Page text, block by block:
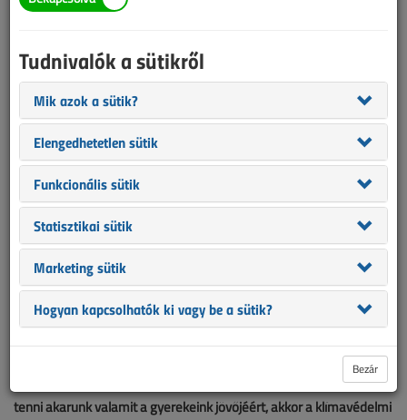
Figylem! Ez a cikk 7 éve frissült utoljára. A benne szereplő
információk mára aktualitásukat veszíthették, valamint a tartalom
helyenként hiányos lehet (képek, táblázatok stb.).
Ma már mindenki számára teljesen egyértelmű, hogy ha valóban
tenni akarunk valamit a gyerekeink jövőjéért, akkor a klímavédelmi
Tudnivalók a sütikről
Mik azok a sütik?
Elengedhetetlen sütik
Funkcionális sütik
Statisztikai sütik
Marketing sütik
Hogyan kapcsolhatók ki vagy be a sütik?
Bezár